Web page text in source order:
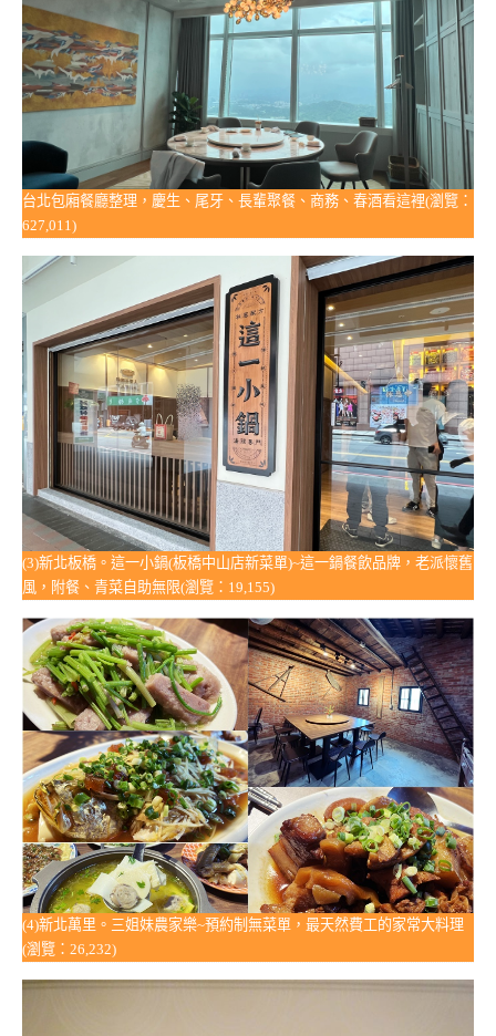
台北包廂餐廳整理，慶生、尾牙、長輩聚餐、商務、春酒看這裡(瀏覽：
627,011)
(3)新北板橋。這一小鍋(板橋中山店新菜單)~這一鍋餐飲品牌，老派懷舊
風，附餐、青菜自助無限(瀏覽：19,155)
(4)新北萬里。三姐妹農家樂~預約制無菜單，最天然費工的家常大料理
(瀏覽：26,232)